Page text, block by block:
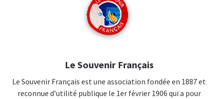
Le Souvenir Français
Le Souvenir Français est une association fondée en 1887 et
reconnue d’utilité publique le 1er février 1906 qui a pour